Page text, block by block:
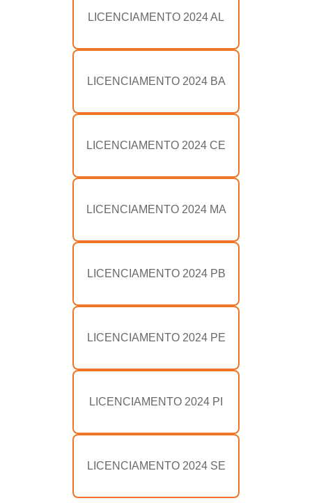
LICENCIAMENTO 2024 AL
LICENCIAMENTO 2024 BA
LICENCIAMENTO 2024 CE
LICENCIAMENTO 2024 MA
LICENCIAMENTO 2024 PB
LICENCIAMENTO 2024 PE
LICENCIAMENTO 2024 PI
LICENCIAMENTO 2024 SE